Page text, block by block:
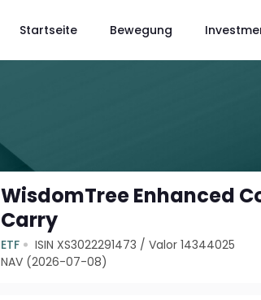
Startseite Bewegung
WisdomTree Enhanced
Carry
ETF ISIN XS3022291473 /Valor 14344025
NAV (2026-07-08)